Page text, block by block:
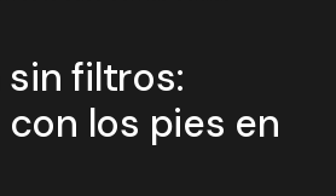
filtros:
con los pies en